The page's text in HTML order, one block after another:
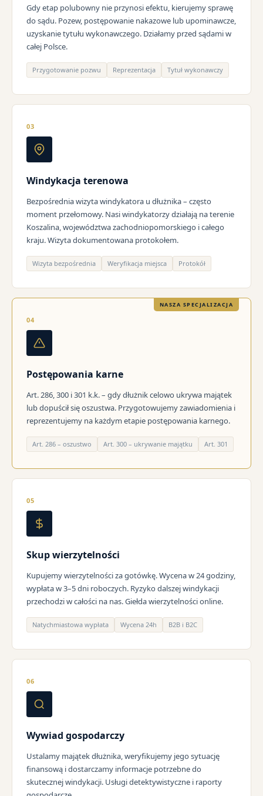
Gdy etap polubowny nie przynosi efektu, kierujemy sprawę
do sądu. Pozew, postępowanie nakazowe lub upominawcze,
uzyskanie tytułu wykonawczego. Działamy przed sądami w
całej Polsce.
Przygotowanie pozwu Reprezentacja Tytuł wykonawczy
03
Windykacja terenowa
Bezpośrednia wizyta windykatora u dłużnika – często
moment przełomowy. Nasi windykatorzy działają na terenie
Koszalina, województwa zachodniopomorskiego i całego
kraju. Wizyta dokumentowana protokołem.
Wizyta bezpośrednia Weryfikacja miejsca Protokół
NASZA SPECJALIZACJA
04
Postępowania karne
Art. 286, 300 i 301 k.k. – gdy dłużnik celowo ukrywa majątek
lub dopuścił się oszustwa. Przygotowujemy zawiadomienia i
reprezentujemy na każdym etapie postępowania karnego.
Art. 286 – oszustwo Art. 300 – ukrywanie majątku Art. 301
05
Skup wierzytelności
Kupujemy wierzytelności za gotówkę. Wycena w 24 godziny,
wypłata w 3–5 dni roboczych. Ryzyko dalszej windykacji
przechodzi w całości na nas. Giełda wierzytelności online.
Natychmiastowa wypłata Wycena 24h B2B i B2C
06
Wywiad gospodarczy
Ustalamy majątek dłużnika, weryfikujemy jego sytuację
finansową i dostarczamy informacje potrzebne do
skutecznej windykacji. Usługi detektywistyczne i raporty